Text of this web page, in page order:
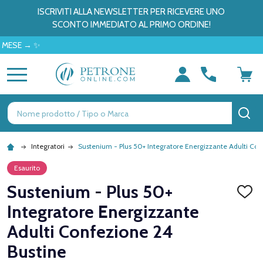
ISCRIVITI ALLA NEWSLETTER PER RICEVERE UNO
SCONTO IMMEDIATO AL PRIMO ORDINE!
✨
Ricerca
Integratori Sustenium - Plus 50+ Integratore Energizzante Adulti
Esaurito
Sustenium - Plus 50+
Integratore Energizzante
Adulti Confezione 24
Bustine